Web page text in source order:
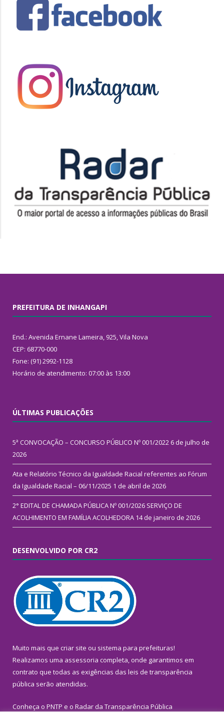
PREFEITURA DE INHANGAPI
End.: Avenida Ernane Lameira, 925, Vila Nova
CEP: 68770-000
Fone: (91) 2992-1128
Horário de atendimento: 07:00 às 13:00
ÚLTIMAS PUBLICAÇÕES
5ª CONVOCAÇÃO – CONCURSO PÚBLICO Nº 001/2022 6 de julho de
2026
Ata e Relatório Técnico da Igualdade Racial referentes ao Fórum
da Igualdade Racial – 06/11/2025 1 de abril de 2026
2° EDITAL DE CHAMADA PÚBLICA Nº 001/2026 SERVIÇO DE
ACOLHIMENTO EM FAMÍLIA ACOLHEDORA 14 de janeiro de 2026
DESENVOLVIDO POR CR2
Muito mais que criar site ou sistema para prefeituras!
Realizamos uma assessoria completa, onde garantimos em
contrato que todas as exigências das leis de transparência
pública serão atendidas.
Conheça o PNTP e o Radar da Transparência Pública